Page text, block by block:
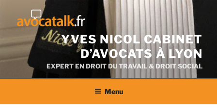
contenu
YVES NICOL CABINET
D’AVOCATS À LYON
EXPERT EN DROIT DU TRAVAIL & DROIT SOCIAL
Menu